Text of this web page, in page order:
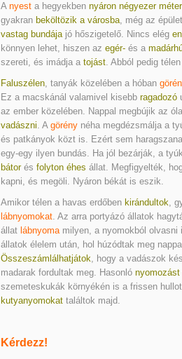
A nyesta hegyekben nyáron négyezer
gyakran beköltözik a városba, még az
vastag bundájajó hőszigetelő. Nincs elég
könnyen lehet, hiszen az egér-és a
szereti, és imádja a tojást. Abból pedig
Faluszélen, tanyák közelében a hóban
Ez a macskánál valamivel kisebb ragadozó
az ember közelében. Nappal megbújik az
vadászni. A görény néha megdézsmálja a
és patkányok közt is. Ezért sem
egy-egy ilyen bundás. Ha jól bezárják, a
bátorés folyton éhes állat. Megfigyelték,
kapni, és megöli. Nyáron békát is eszik.
Amikor télen a havas erdőben kirándultok,
lábnyomokat. Az arra portyázó állatok
állat lábnyomamilyen, a nyomokból olvasni
állatok élelem után, hol húzódtak meg
Összeszámlálhatjátok, hogy a vadászok
madarak fordultak meg. Hasonló nyomozást
szemeteskukák környékén is a frissen
kutyanyomokattaláltok majd.
Kérdezz!